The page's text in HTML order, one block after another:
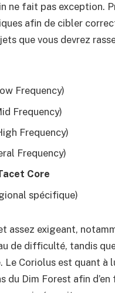
ne fait pas exception.
afin de cibler
que vous devrez
Frequency)
Frequency)
Frequency)
Frequency)
Core
spécifique)
assez exigeant,
de difficulté, tandis
Le Coriolus est quant à
du Dim Forest afin